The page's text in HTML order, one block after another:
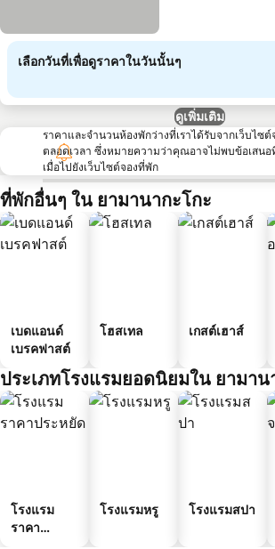
เลือกวันที่เพื่อดูราคาในวันนั้นๆ
ดูเพิ่มเติม
ราคาและจำนวนห้องพักว่างที่เราได้รับจากเว็บไซ
ตลอดเวลา ซึ่งหมายความว่าคุณอาจไม่พบข้อเสน
เมื่อไปยังเว็บไซต์จองที่พัก
ที่พักอื่นๆ ใน ยามานากะโกะ
เบดแอนด์
เบรคฟาสต์
โฮสเทล เกสต์เฮาส์
ประเภทโรงแรมยอดนิยมใน ยามาน
โรงแรม
ราคา
โรงแรมหรู โรงแรมสปา